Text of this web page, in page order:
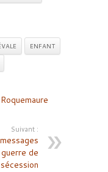
ENFANT
Suivant :
de
sécession